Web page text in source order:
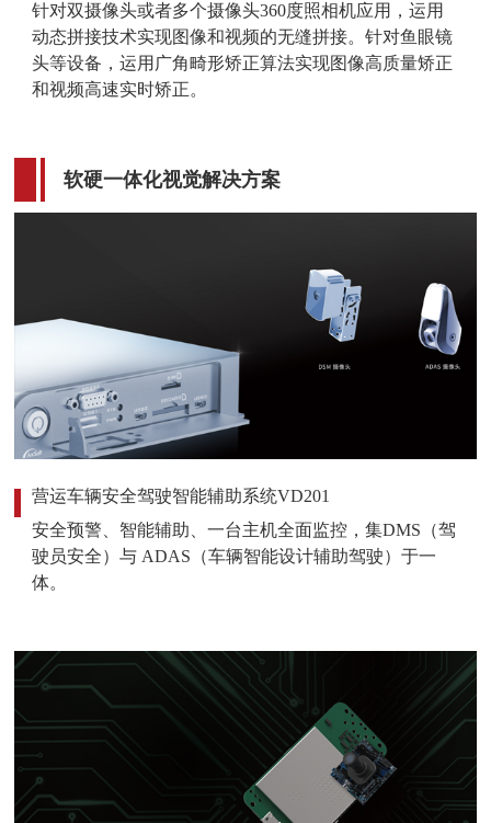
针对双摄像头或者多个摄像头360度照相机应用，运用
动态拼接技术实现图像和视频的无缝拼接。针对鱼眼镜
头等设备，运用广角畸形矫正算法实现图像高质量矫正
和视频高速实时矫正。
软硬一体化视觉解决方案
营运车辆安全驾驶智能辅助系统VD201
安全预警、智能辅助、一台主机全面监控，集DMS（驾
驶员安全）与 ADAS（车辆智能设计辅助驾驶）于一
体。